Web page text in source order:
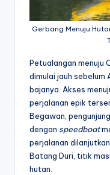
Gerbang Menuju
Petualangan menuju
dimulai jauh sebelum
bajanya. Akses
perjalanan epik
Begawan,
dengan speedboat
perjalanan
Batang Duri, titik
hutan.